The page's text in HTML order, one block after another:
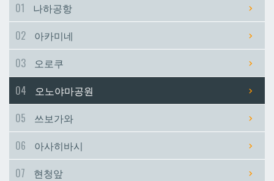
아사토
아사토
01
나하공항
02
아카미네
03
오로쿠
04
오노야마공원
05
쓰보가와
06
아사히바시
07
현청앞